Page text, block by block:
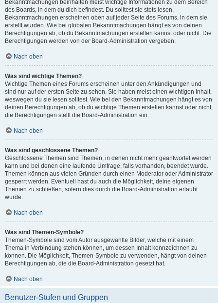
Bekanntmachungen beinhalten meist wichtige Informationen zu dem Bereich
des Boards, in dem du dich befindest. Du solltest sie stets lesen.
Bekanntmachungen erscheinen oben auf jeder Seite des Forums, in dem sie
erstellt wurden. Wie bei globalen Bekanntmachungen hängt es von deinen
Berechtigungen ab, ob du Bekanntmachungen erstellen kannst oder nicht. Die
Berechtigungen werden von der Board-Administration vergeben.
Nach oben
Was sind wichtige Themen?
Wichtige Themen eines Forums erscheinen unter den Ankündigungen und
sind nur auf der ersten Seite zu sehen. Sie haben meist einen wichtigen Inhalt,
weswegen du sie lesen solltest. Wie bei den Bekanntmachungen hängt es von
deinen Berechtigungen ab, ob du wichtige Themen erstellen kannst oder nicht;
die Berechtigungen stellt die Board-Administration ein.
Nach oben
Was sind geschlossene Themen?
Geschlossene Themen sind Themen, in denen nicht mehr geantwortet werden
kann und bei denen eine laufende Umfrage, falls vorhanden, beendet wurde.
Themen können aus vielen Gründen durch einen Moderator oder Administrator
gesperrt werden. Eventuell hast du auch die Möglichkeit, deine eigenen
Themen zu schließen, sofern dies durch die Board-Administration erlaubt
wurde.
Nach oben
Was sind Themen-Symbole?
Themen-Symbole sind vom Autor ausgewählte Bilder, welche mit einem
Thema in Verbindung stehen können, um dessen Inhalt kennzeichnen zu
können. Die Möglichkeit, Themen-Symbole zu verwenden, hängt von deinen
Berechtigungen ab, die die Board-Administration gesetzt hat.
Nach oben
Benutzer-Stufen und Gruppen